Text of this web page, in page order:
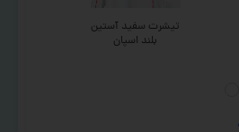
تیشرت سفید آستین
بلند اسپان